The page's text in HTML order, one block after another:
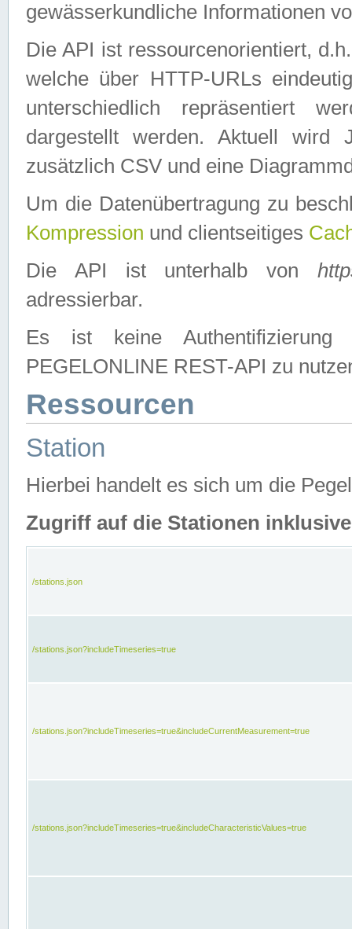
gewässerkundliche Informationen
Die API ist ressourcenorientiert,
welche über HTTP-URLs
unterschiedlich repräsentiert
dargestellt werden. Aktuell wird
zusätzlich CSV und eine
Um die Datenübertragung zu
Kompression und clientseitiges
Die API ist unterhalb von
adressierbar.
Es ist keine
PEGELONLINE REST-API zu
Ressourcen
Station
Hierbei handelt es sich um die
Zugriff auf die Stationen
/stations.json
/stations.json?includeTimeseries=true
/stations.json?includeTimeseries=true&includeCurrentMeasurement=true
/stations.json?includeTimeseries=true&includeCharacteristicValues=true